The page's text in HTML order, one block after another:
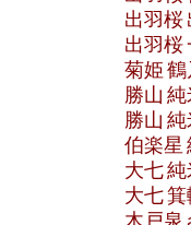
出羽桜
出羽桜
菊姫 鶴
勝山
勝山
伯楽星
大七
大七
木戸泉